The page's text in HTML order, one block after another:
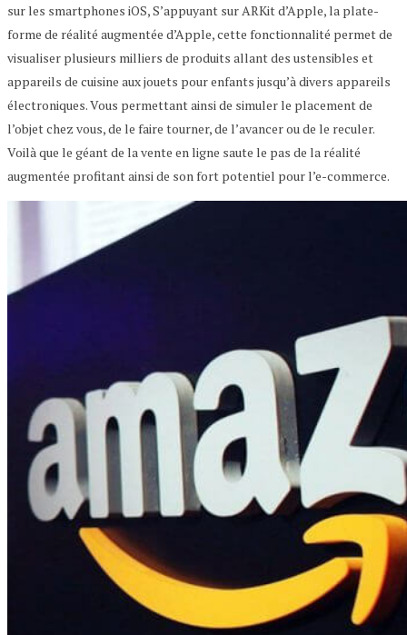
sur les smartphones iOS, S’appuyant sur ARKit d’Apple, la plate-
forme de réalité augmentée d’Apple, cette fonctionnalité permet de
visualiser plusieurs milliers de produits allant des ustensibles et
appareils de cuisine aux jouets pour enfants jusqu’à divers appareils
électroniques. Vous permettant ainsi de simuler le placement de
l’objet chez vous, de le faire tourner, de l’avancer ou de le reculer.
Voilà que le géant de la vente en ligne saute le pas de la réalité
augmentée profitant ainsi de son fort potentiel pour l’e-commerce.